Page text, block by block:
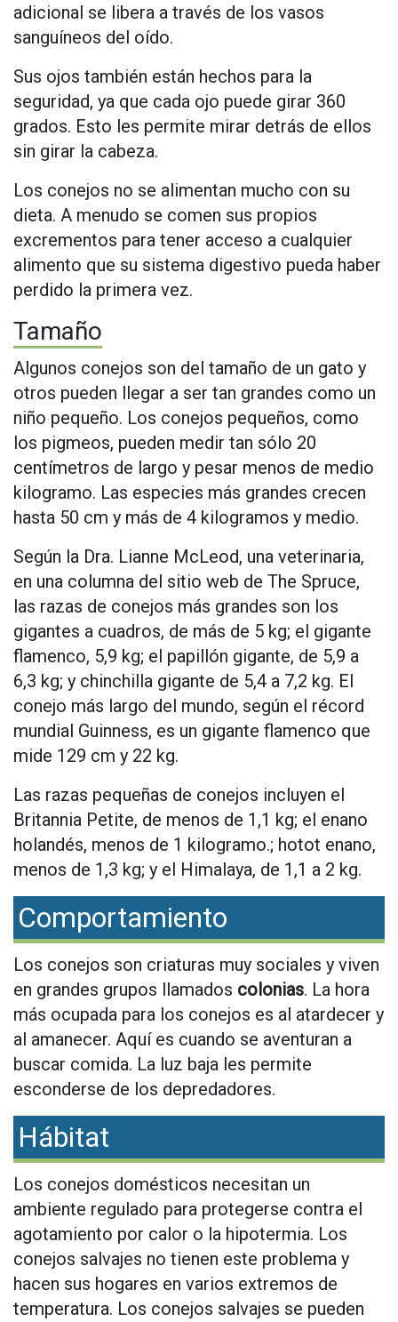
adicional se libera a través de los vasos
sanguíneos del oído.
Sus ojos también están hechos para la
seguridad, ya que cada ojo puede girar 360
grados. Esto les permite mirar detrás de ellos
sin girar la cabeza.
Los conejos no se alimentan mucho con su
dieta. A menudo se comen sus propios
excrementos para tener acceso a cualquier
alimento que su sistema digestivo pueda haber
perdido la primera vez.
Tamaño
Algunos conejos son del tamaño de un gato y
otros pueden llegar a ser tan grandes como un
niño pequeño. Los conejos pequeños, como
los pigmeos, pueden medir tan sólo 20
centímetros de largo y pesar menos de medio
kilogramo. Las especies más grandes crecen
hasta 50 cm y más de 4 kilogramos y medio.
Según la Dra. Lianne McLeod, una veterinaria,
en una columna del sitio web de The Spruce,
las razas de conejos más grandes son los
gigantes a cuadros, de más de 5 kg; el gigante
flamenco, 5,9 kg; el papillón gigante, de 5,9 a
6,3 kg; y chinchilla gigante de 5,4 a 7,2 kg. El
conejo más largo del mundo, según el récord
mundial Guinness, es un gigante flamenco que
mide 129 cm y 22 kg.
Las razas pequeñas de conejos incluyen el
Britannia Petite, de menos de 1,1 kg; el enano
holandés, menos de 1 kilogramo.; hotot enano,
menos de 1,3 kg; y el Himalaya, de 1,1 a 2 kg.
Comportamiento
Los conejos son criaturas muy sociales y viven
en grandes grupos llamados colonias. La hora
más ocupada para los conejos es al atardecer y
al amanecer. Aquí es cuando se aventuran a
buscar comida. La luz baja les permite
esconderse de los depredadores.
Hábitat
Los conejos domésticos necesitan un
ambiente regulado para protegerse contra el
agotamiento por calor o la hipotermia. Los
conejos salvajes no tienen este problema y
hacen sus hogares en varios extremos de
temperatura. Los conejos salvajes se pueden